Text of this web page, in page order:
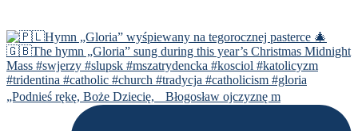
„Podnieś rękę, Boże Dziecię, Błogosław ojczyznę m